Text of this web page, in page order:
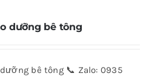
dưỡng bê tông
bê tông 📞 Zalo: 0935